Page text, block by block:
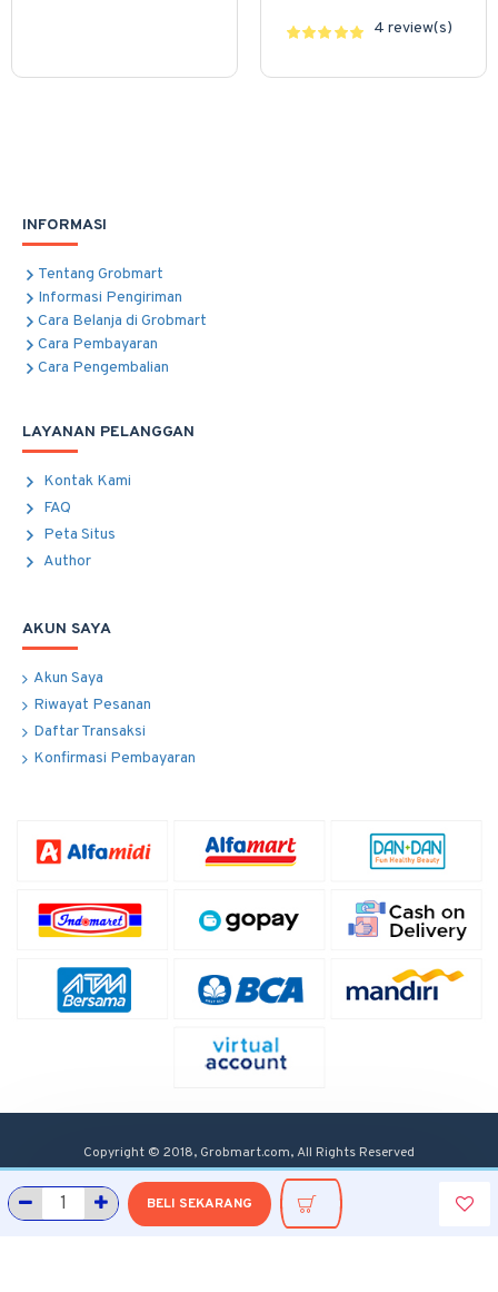
BELI SEKARANG
4 review(s)
INFORMASI
Tentang Grobmart
Informasi Pengiriman
Cara Belanja di Grobmart
Cara Pembayaran
Cara Pengembalian
LAYANAN PELANGGAN
Kontak Kami
FAQ
Peta Situs
Author
AKUN SAYA
Akun Saya
Riwayat Pesanan
Daftar Transaksi
Konfirmasi Pembayaran
Copyright © 2018, Grobmart.com, All Rights Reserved